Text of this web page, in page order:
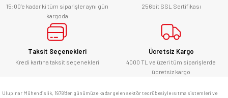
alabilirsiniz.
E... Ü... | 10/06/2026
Bosch marka alet alacaksam kesinlikle
adresim Ulupınar.com.tr
15:00’e kadar ki tüm siparişler aynı gün
kargoda
256bit SSL Sertifikası
Taksit Seçenekleri
Kredi kartına taksit seçenekleri
Ücretsiz Kargo
4000 TL ve üzeri tüm siparişlerde
ücretsiz kargo
Ulupınar Mühendislik, 1978'den günümüze kadar gelen sektör tecrübesiyle ısıtma sistemleri ve